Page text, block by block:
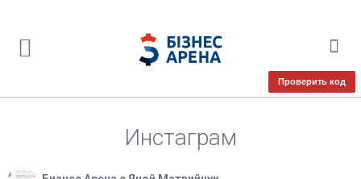
Проверить код
Инстаграм